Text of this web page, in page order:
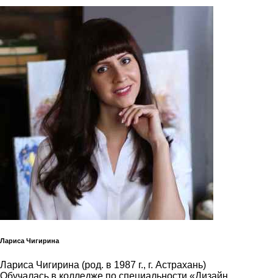
Лариса Чигирина
Лариса Чигирина (род. в 1987 г., г. Астрахань)